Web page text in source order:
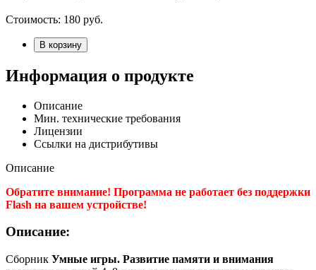
Стоимость: 180 руб.
В корзину
Информация о продукте
Описание
Мин. технические требования
Лицензии
Ссылки на дистрибутивы
Описание
Обратите внимание! Программа не работает без поддержки
Flash на вашем устройстве!
Описание:
Сборник Умные игры. Развитие памяти и внимания